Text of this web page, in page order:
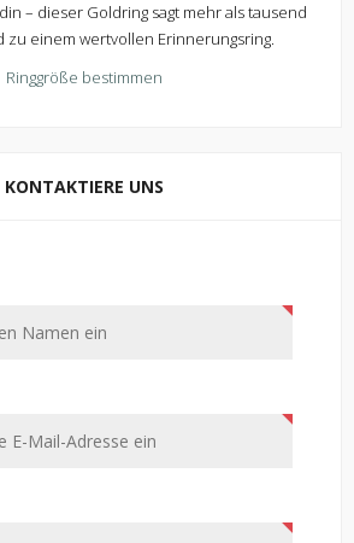
– dieser Goldring sagt mehr als tausend
zu einem wertvollen Erinnerungsring.
Ringgröße bestimmen
KONTAKTIERE UNS